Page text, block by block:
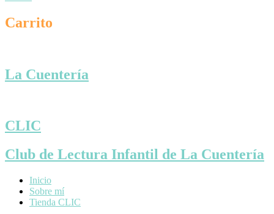
Carrito
La Cuentería
CLIC
Club de Lectura Infantil de La Cuentería
Inicio
Sobre mí
Tienda CLIC